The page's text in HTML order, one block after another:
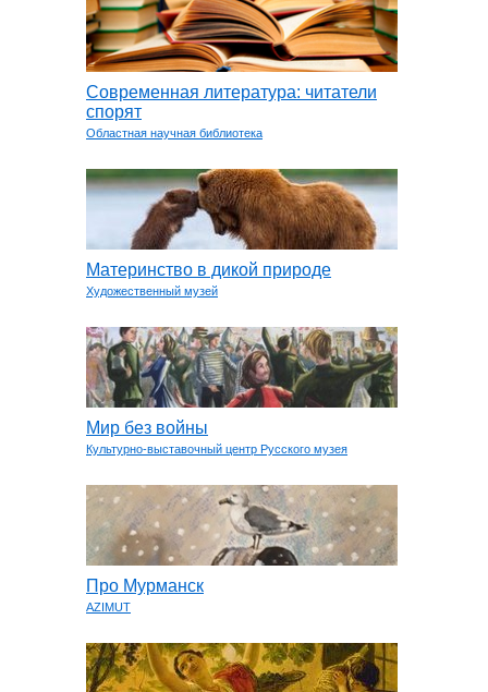
Современная литература: читатели
спорят
Областная научная библиотека
Материнство в дикой природе
Художественный музей
Мир без войны
Культурно-выставочный центр Русского музея
Про Мурманск
AZIMUT